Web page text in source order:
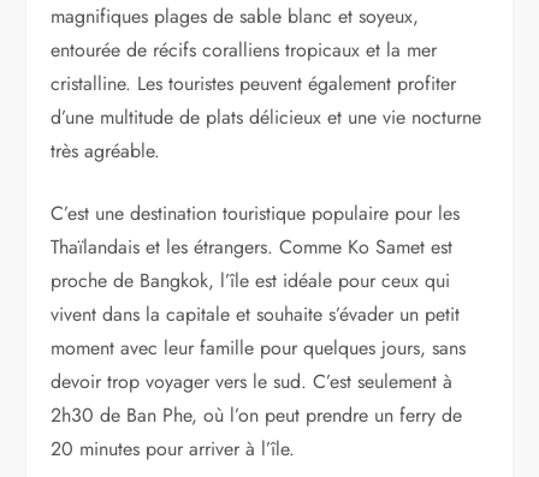
magnifiques plages de sable blanc et soyeux,
entourée de récifs coralliens tropicaux et la mer
cristalline. Les touristes peuvent également profiter
d’une multitude de plats délicieux et une vie nocturne
très agréable.
C’est une destination touristique populaire pour les
Thaïlandais et les étrangers. Comme Ko Samet est
proche de Bangkok, l’île est idéale pour ceux qui
vivent dans la capitale et souhaite s’évader un petit
moment avec leur famille pour quelques jours, sans
devoir trop voyager vers le sud. C’est seulement à
2h30 de Ban Phe, où l’on peut prendre un ferry de
20 minutes pour arriver à l’île.